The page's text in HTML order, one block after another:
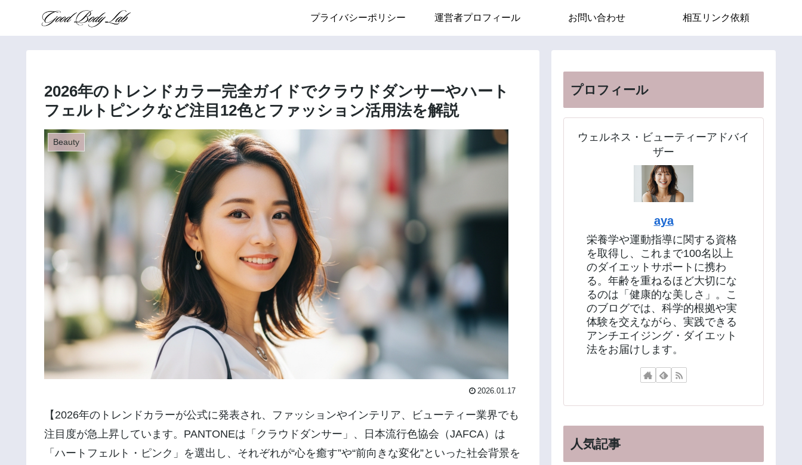
プライバシーポリシー 運営者プロフィール お問い合わせ 相互リンク依頼
2026年のトレンドカラー完全ガイドでクラウドダンサーやハート
フェルトピンクなど注目12色とファッション活用法を解説
Beauty
2026.01.17
【2026年のトレンドカラーが公式に発表され、ファッションやインテリア、ビューティー業界でも
注目度が急上昇しています。PANTONEは「クラウドダンサー」、日本流行色協会（JAFCA）は
「ハートフェルト・ピンク」を選出し、それぞれが“心を癒す”や“前向きな変化”といった社会背景を
プロフィール
ウェルネス・ビューティーアドバイ
ザー
aya
栄養学や運動指導に関する資格
を取得し、これまで100名以上
のダイエットサポートに携わ
る。年齢を重ねるほど大切にな
るのは「健康的な美しさ」。こ
のブログでは、科学的根拠や実
体験を交えながら、実践できる
アンチエイジング・ダイエット
法をお届けします。
人気記事